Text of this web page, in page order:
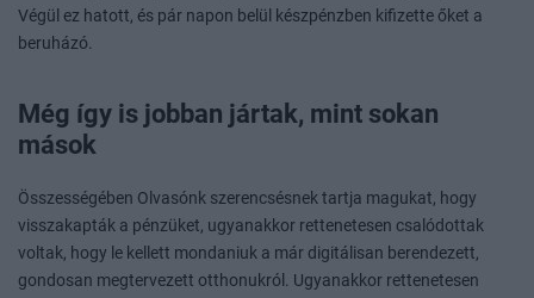
Végül ez hatott, és pár napon belül készpénzben kifizette őket a
beruházó.
Még így is jobban jártak, mint sokan
mások
Összességében Olvasónk szerencsésnek tartja magukat, hogy
visszakapták a pénzüket, ugyanakkor rettenetesen csalódottak
voltak, hogy le kellett mondaniuk a már digitálisan berendezett,
gondosan megtervezett otthonukról. Ugyanakkor rettenetesen